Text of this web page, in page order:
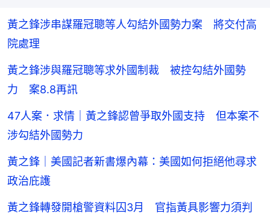
黃之鋒涉串謀羅冠聰等人勾結外國勢力案 將交付高
院處理
黃之鋒涉與羅冠聰等求外國制裁 被控勾結外國勢
力 案8.8再訊
47人案．求情｜黃之鋒認曾爭取外國支持 但本案不
涉勾結外國勢力
黃之鋒｜美國記者新書爆內幕：美國如何拒絕他尋求
政治庇護
黃之鋒轉發開槍警資料囚3月 官指黃具影響力須判